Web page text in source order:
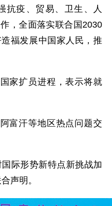
抗疫、贸易、卫生、人
，全面落实联合国2030
福发展中国家人民，推
家扩员进程，表示将就
富汗等地区热点问题交
际形势新特点新挑战加
声明。